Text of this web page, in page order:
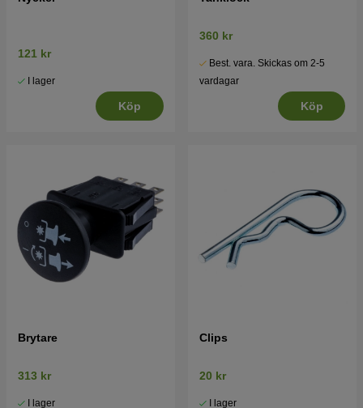
121 kr
I lager
Köp
360 kr
Best. vara. Skickas om 2-5
vardagar
Köp
Brytare
313 kr
I lager
Clips
20 kr
I lager